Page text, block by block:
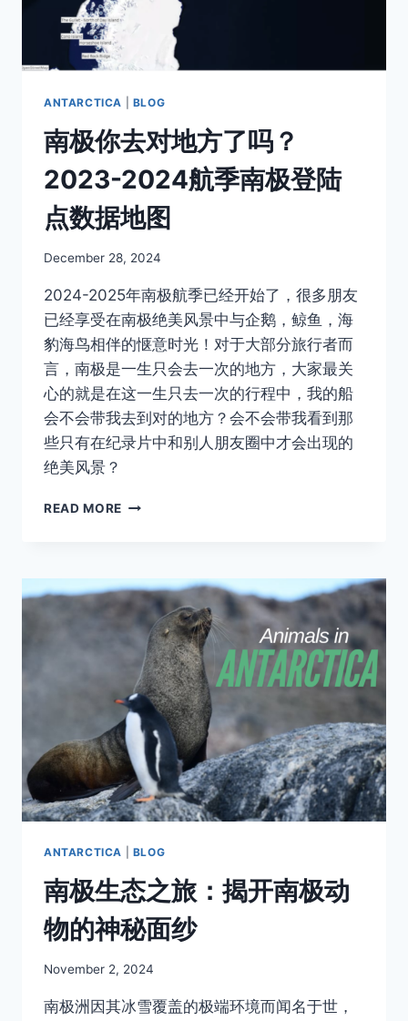
ANTARCTICA BLOG
南极你去对地方了吗？
2023-2024航季南极登陆
点数据地图
By
December 28, 2024
2024-2025年南极航季已经开始了，很多朋友
已经享受在南极绝美风景中与企鹅，鲸鱼，海
豹海鸟相伴的惬意时光！对于大部分旅行者而
言，南极是一生只会去一次的地方，大家最关
心的就是在这一生只去一次的行程中，我的船
会不会带我去到对的地方？会不会带我看到那
些只有在纪录片中和别人朋友圈中才会出现的
绝美风景？
READ MORE 南
对
地
方
吗？
2023-
2024
航
季
南
极
登
陆
数
地
图
ANTARCTICA BLOG
南极生态之旅：揭开南极动
物的神秘面纱
By
November 2, 2024
南极洲因其冰雪覆盖的极端环境而闻名于世，